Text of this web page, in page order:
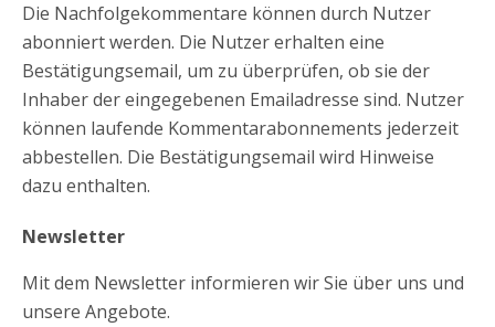
Die Nachfolgekommentare können durch Nutzer
abonniert werden. Die Nutzer erhalten eine
Bestätigungsemail, um zu überprüfen, ob sie der
Inhaber der eingegebenen Emailadresse sind. Nutzer
können laufende Kommentarabonnements jederzeit
abbestellen. Die Bestätigungsemail wird Hinweise
dazu enthalten.
Newsletter
Mit dem Newsletter informieren wir Sie über uns und
unsere Angebote.